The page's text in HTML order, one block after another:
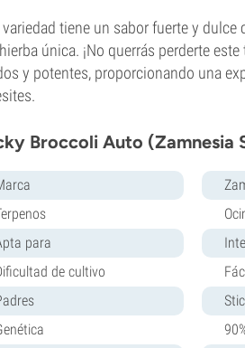
variedad tiene un sabor fuerte y
única. ¡No querrás perderte
y potentes, proporcionando una
Broccoli Auto (Zamnesia
para
de cultivo